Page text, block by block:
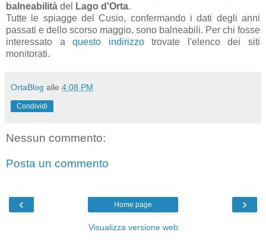
balneabilità del Lago d'Orta.
Tutte le spiagge del Cusio, confermando i dati degli anni
passati e dello scorso maggio, sono balneabili. Per chi fosse
interessato aquesto indirizzotrovate l'elenco dei siti
monitorati.
OrtaBlog alle 4:08 PM
Condividi
Nessun commento:
Posta un commento
‹ ›
Home page
Visualizza versione web